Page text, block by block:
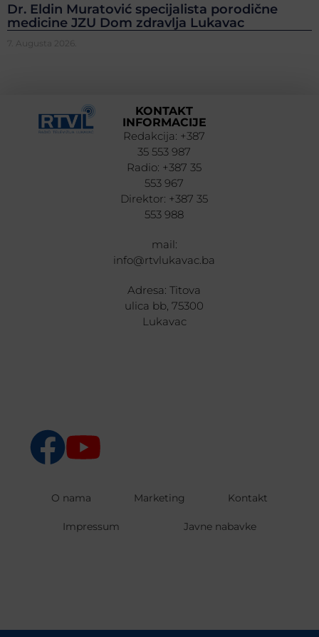
Dr. Eldin Muratović specijalista porodične
medicine JZU Dom zdravlja Lukavac
7. Augusta 2026.
KONTAKT
INFORMACIJE
Redakcija: +387
35 553 987
Radio: +387 35
553 967
Direktor: +387 35
553 988
mail:
info@rtvlukavac.ba
Adresa: Titova
ulica bb, 75300
Lukavac
O nama Marketing Kontakt
Impressum Javne nabavke